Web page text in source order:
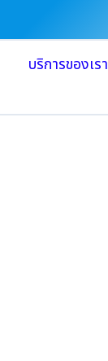
บริการของเรา